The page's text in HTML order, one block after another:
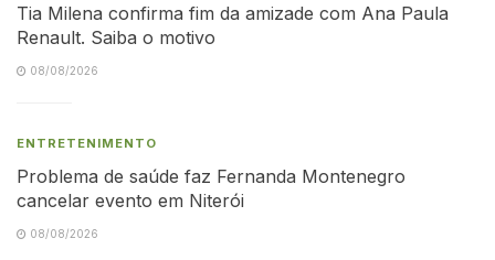
Tia Milena confirma fim da amizade com Ana Paula
Renault. Saiba o motivo
08/08/2026
ENTRETENIMENTO
Problema de saúde faz Fernanda Montenegro
cancelar evento em Niterói
08/08/2026